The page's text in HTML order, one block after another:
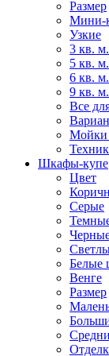
Размер
Мини-
Узкие
3 кв. м.
5 кв. м.
6 кв. м.
9 кв. м.
Все
Мойки
Шкафы-купе
Цвет
Серые
Белые
Венге
Размер